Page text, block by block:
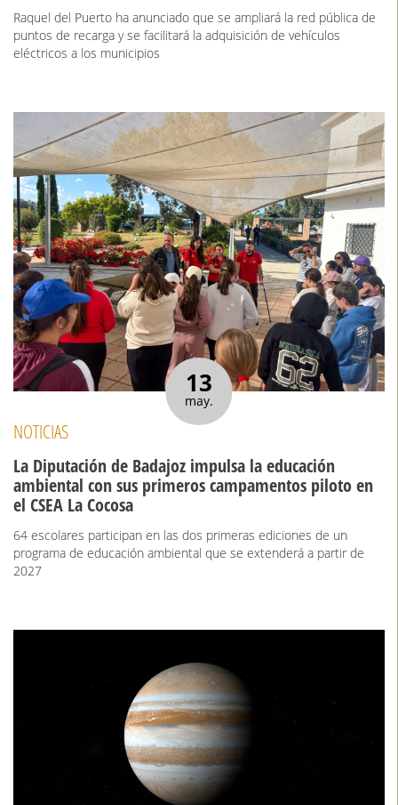
Raquel del Puerto ha anunciado que se ampliará la red pública de
puntos de recarga y se facilitará la adquisición de vehículos
eléctricos a los municipios
13
may.
NOTICIAS
La Diputación de Badajoz impulsa la educación
ambiental con sus primeros campamentos piloto en
el CSEA La Cocosa
64 escolares participan en las dos primeras ediciones de un
programa de educación ambiental que se extenderá a partir de
2027